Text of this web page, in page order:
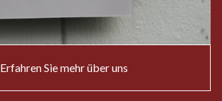
Erfahren Sie mehr über uns